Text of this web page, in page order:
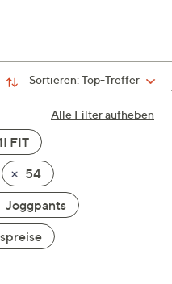
Sortieren:Top-Treffer
Alle Filter aufheben
FIT
54
Joggpants